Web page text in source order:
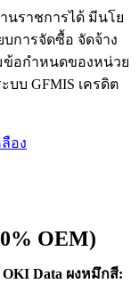
นราชการได้ มีนโย
การจัดซื้อ จัดจ้าง
ข้อกำหนดของหน่วย
บ GFMIS เครดิต
OEM)
Data ผงหมึกสี: